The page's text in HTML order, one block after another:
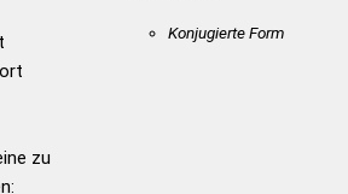
zu
Konjugierte Form